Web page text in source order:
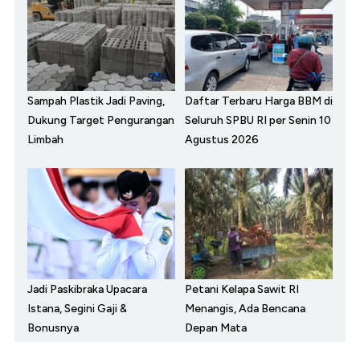
Sampah Plastik Jadi Paving,
Dukung Target Pengurangan
Limbah
Daftar Terbaru Harga BBM di
Seluruh SPBU RI per Senin 10
Agustus 2026
Jadi Paskibraka Upacara
Istana, Segini Gaji &
Bonusnya
Petani Kelapa Sawit RI
Menangis, Ada Bencana
Depan Mata